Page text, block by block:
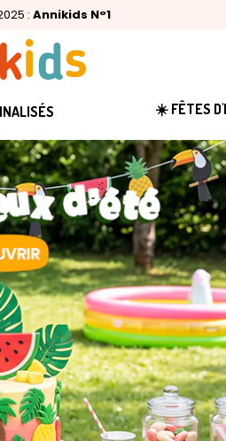
dès 59€🚚
: Annikids N°1
avis clients)
☀️ FÊTES